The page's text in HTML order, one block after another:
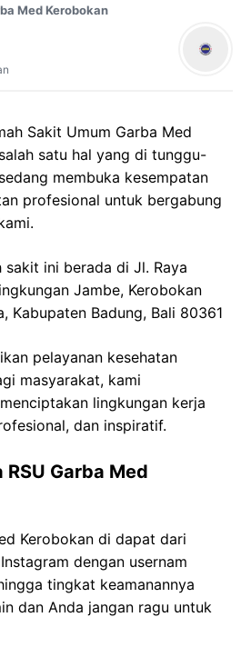
Med Kerobokan
Sakit Umum Garba Med
satu hal yang di tunggu-
membuka kesempatan
profesional untuk bergabung
sakit ini berada di Jl. Raya
Jambe, Kerobokan
Kabupaten Badung, Bali 80361
pelayanan kesehatan
masyarakat, kami
lingkungan kerja
dan inspiratif.
Garba Med
Kerobokan di dapat dari
dengan usernam
tingkat keamanannya
dan Anda jangan ragu untuk